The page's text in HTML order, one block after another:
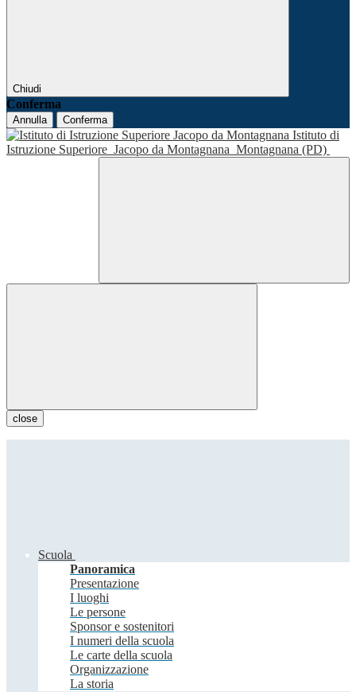
Chiudi
Conferma
Annulla Conferma
Istituto di
Istruzione Superiore Jacopo da Montagnana Montagnana (PD)
close
Scuola
Panoramica
Presentazione
I luoghi
Le persone
Sponsor e sostenitori
I numeri della scuola
Le carte della scuola
Organizzazione
La storia